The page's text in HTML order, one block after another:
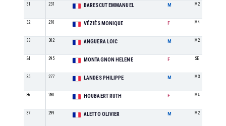
31 231 BARESCUT EMMANUEL M M2
32 210 VÉZIÈS MONIQUE F M4
33 302 ANGUERA LOIC M M2
34 295 MONTAGNON HELENE F SE
35 277 LANDES PHILIPPE M M3
36 280 HOUBAERT RUTH F M4
37 299 ALETTO OLIVIER M M2